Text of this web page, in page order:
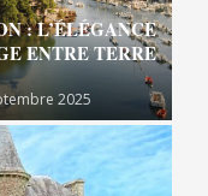
: L’ÉLÉGANCE
ENTRE TERRE
2025